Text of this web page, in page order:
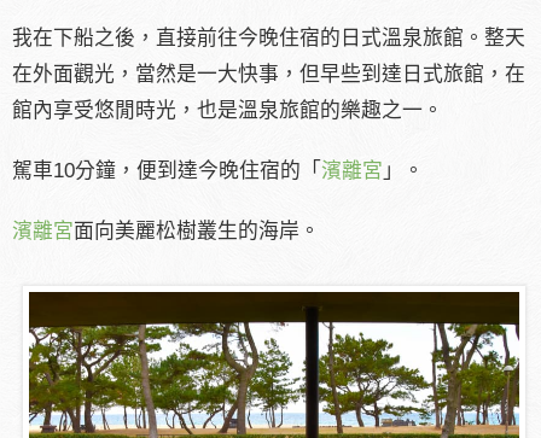
我在下船之後，直接前往今晚住宿的日式溫泉旅館。整天
在外面觀光，當然是一大快事，但早些到達日式旅館，在
館內享受悠閒時光，也是溫泉旅館的樂趣之一。
駕車10分鐘，便到達今晚住宿的「 濱離宮 」。
濱離宮面向美麗松樹叢生的海岸。